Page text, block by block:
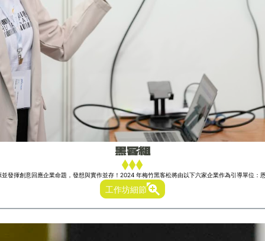
黑客組
發揮創意回應企業命題，發想與實作並存！2024 年梅竹黑客松將由以下六家企業作為引導單位
工作坊細節